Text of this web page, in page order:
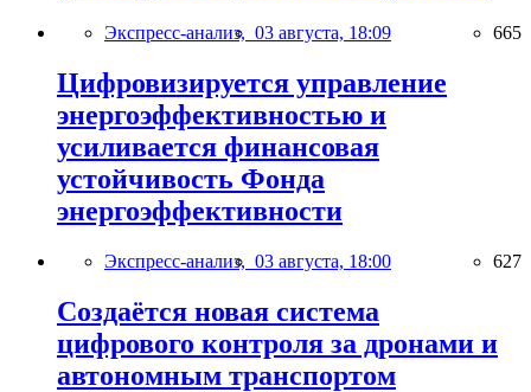
Экспресс-анализ, 03 августа, 18:09 665
Цифровизируется управление
энергоэффективностью и
усиливается финансовая
устойчивость Фонда
энергоэффективности
Экспресс-анализ, 03 августа, 18:00 627
Создаётся новая система
цифрового контроля за дронами и
автономным транспортом